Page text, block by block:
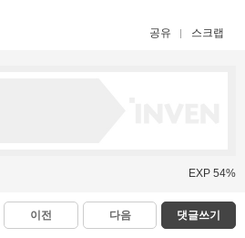
공유 스크랩
EXP 54%
이전 다음 댓글쓰기